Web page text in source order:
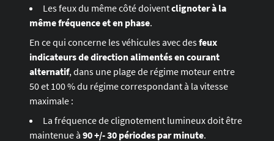
Les feux du même côté doiventclignoter à la
même fréquence et en phase.
En ce qui concerne les véhicules avec desfeux
indicateurs de direction alimentés en courant
alternatif, dans une plage de régime moteur entre
50 et 100 % du régime correspondant à la vitesse
maximale :
La fréquence de clignotement lumineux doit être
maintenue à 90 +/- 30 périodes par minute.